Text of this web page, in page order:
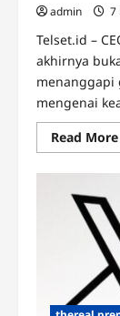
admin 7
Telset.id –
akhirnya
menanggapi
mengenai
Read More